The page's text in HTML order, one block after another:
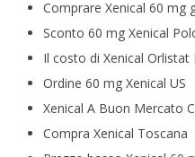
Comprare Xenical 60 mg
Sconto 60 mg Xenical
Il costo di Xenical Orlistat
Ordine 60 mg Xenical US
Xenical A Buon Mercato
Compra Xenical Toscana